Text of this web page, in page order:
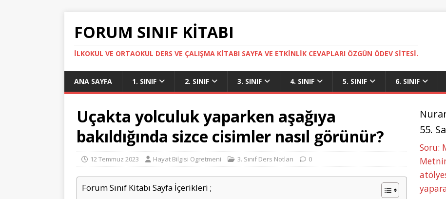
FORUM SINIF KITABI
İLKOKUL VE ORTAOKUL DERS VE ÇALIŞMA KITABI SAYFA VE ETKINLIK CEVAPLARI ÖZGÜN ÖDEV SITESI.
ANA SAYFA 1. SINIF 2. SINIF 3. SINIF 4. SINIF 5. SINIF 6. SINIF
Uçakta yolculuk yaparken aşağıya
bakıldığında sizce cisimler nasıl görünür?
12 Temmuz 2023 Hayat Bilgisi Ogretmeni 3. Sınıf Ders Notları 0
Forum Sınıf Kitabı Sayfa İçerikleri ;
55.
Soru: